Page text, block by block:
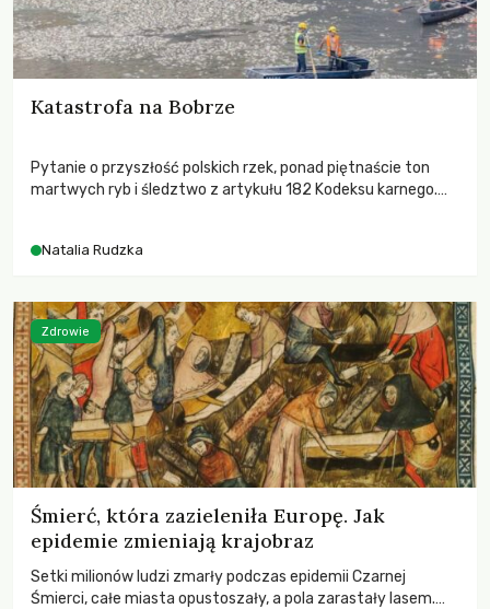
Katastrofa na Bobrze
Pytanie o przyszłość polskich rzek, ponad piętnaście ton
martwych ryb i śledztwo z artykułu 182 Kodeksu karnego.
zdarzeń prowadzących do biologicznej śmierci rzeki.
Natalia Rudzka
Śmierć, która zazieleniła Europę. Jak
epidemie zmieniają krajobraz
Setki milionów ludzi zmarły podczas epidemii Czarnej
Śmierci, całe miasta opustoszały, a pola zarastały lasem.
Zdrowie